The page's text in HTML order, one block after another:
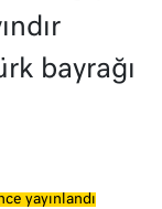
bayrağı
yayınlandı